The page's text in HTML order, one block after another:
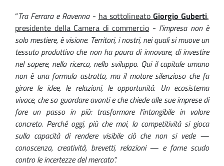
“Tra Ferrara e Ravenna- ha sottolineato Giorgio Guberti,
presidente della Camera di commercio - l’impresa non è
solo mestiere, è visione. Territori, i nostri, nei quali si muove un
tessuto produttivo che non ha paura di innovare, di investire
nel sapere, nella ricerca, nello sviluppo. Qui il capitale umano
non è una formula astratta, ma il motore silenzioso che fa
girare le idee, le relazioni, le opportunità. Un ecosistema
vivace, che sa guardare avanti e che chiede alle sue imprese di
fare un passo in più: trasformare l’intangibile in valore
concreto. Perché oggi, più che mai, la competitività si gioca
sulla capacità di rendere visibile ciò che non si vede —
conoscenza, creatività, brevetti, relazioni — e farne scudo
contro le incertezze del mercato”.